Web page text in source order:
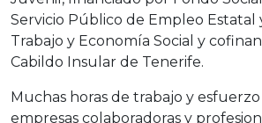
Servicio Público de Empleo Estatal
Trabajo y Economía Social y
Cabildo Insular de Tenerife.
Muchas horas de trabajo y
empresas colaboradoras y